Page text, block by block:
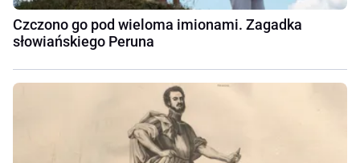
Czczono go pod wieloma imionami. Zagadka
słowiańskiego Peruna